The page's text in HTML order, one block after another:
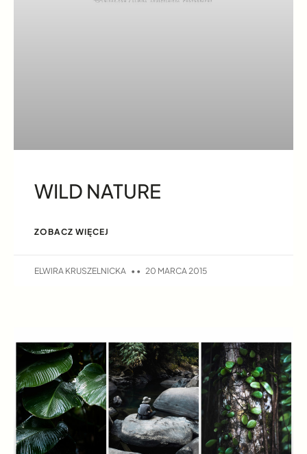
WILD NATURE
ZOBACZ WIĘCEJ
ELWIRA KRUSZELNICKA 20 MARCA 2015